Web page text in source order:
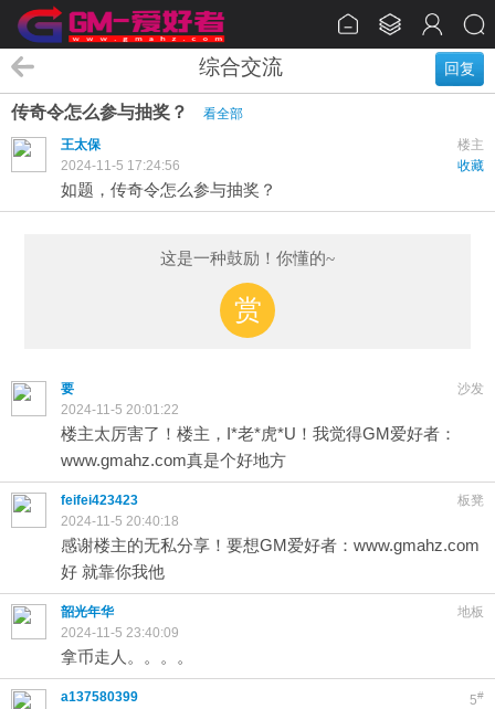
回复
综合交流
传奇令怎么参与抽奖？
看全部
楼主
王太保
收藏
2024-11-5 17:24:56
如题，传奇令怎么参与抽奖？
这是一种鼓励！你懂的~
赏
沙发
要
2024-11-5 20:01:22
楼主太厉害了！楼主，I*老*虎*U！我觉得GM爱好者：
www.gmahz.com真是个好地方
板凳
feifei423423
2024-11-5 20:40:18
感谢楼主的无私分享！要想GM爱好者：www.gmahz.com
好 就靠你我他
地板
韶光年华
2024-11-5 23:40:09
拿币走人。。。。
5#
a137580399